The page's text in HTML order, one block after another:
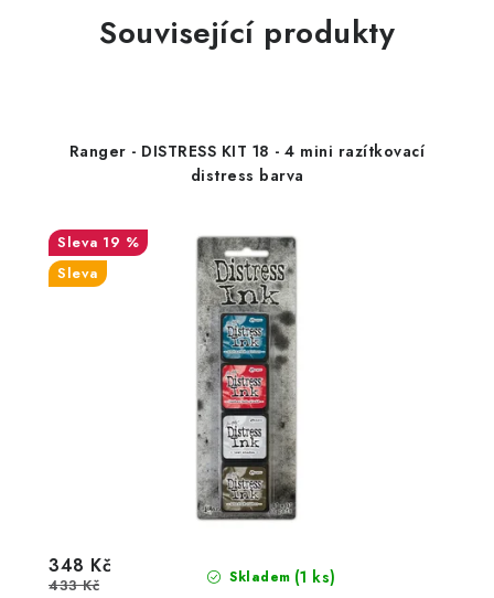
Související produkty
Ranger - DISTRESS KIT 18 - 4 mini razítkovací
distress barva
19 %
Sleva
Skladem (1 ks)
348 Kč
433 Kč